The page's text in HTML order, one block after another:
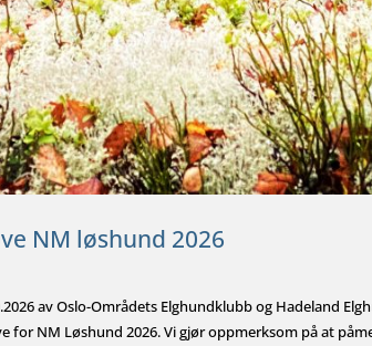
NM løshund 2026
av Oslo-Områdets Elghundklubb og Hadeland
NM Løshund 2026. Vi gjør oppmerksom på at